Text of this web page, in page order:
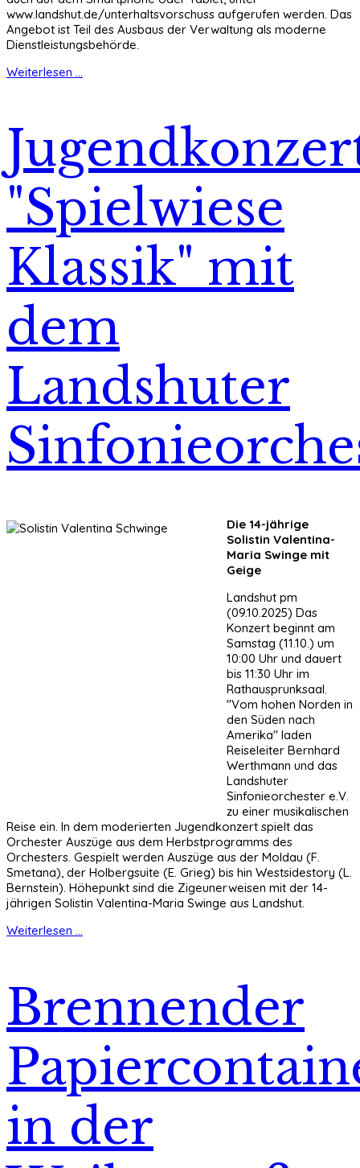
www.landshut.de/unterhaltsvorschuss aufgerufen werden. Das
Angebot ist Teil des Ausbaus der Verwaltung als moderne
Dienstleistungsbehörde.
Weiterlesen ...
"Spielwiese
Klassik" mit
dem
Landshuter
Die 14-jährige
Solistin Valentina-
Maria Swinge mit
Geige
Landshut pm
(09.10.2025) Das
Konzert beginnt am
Samstag (11.10.) um
10:00 Uhr und dauert
bis 11:30 Uhr im
Rathausprunksaal.
"Vom hohen Norden in
den Süden nach
Amerika" laden
Reiseleiter Bernhard
Werthmann und das
Landshuter
Sinfonieorchester e.V.
zu einer musikalischen
Reise ein. In dem moderierten Jugendkonzert spielt das
Orchester Auszüge aus dem Herbstprogramms des
Orchesters. Gespielt werden Auszüge aus der Moldau (F.
Smetana), der Holbergsuite (E. Grieg) bis hin Westsidestory (L.
Bernstein). Höhepunkt sind die Zigeunerweisen mit der 14-
jährigen Solistin Valentina-Maria Swinge aus Landshut.
Weiterlesen ...
Brennender
in der